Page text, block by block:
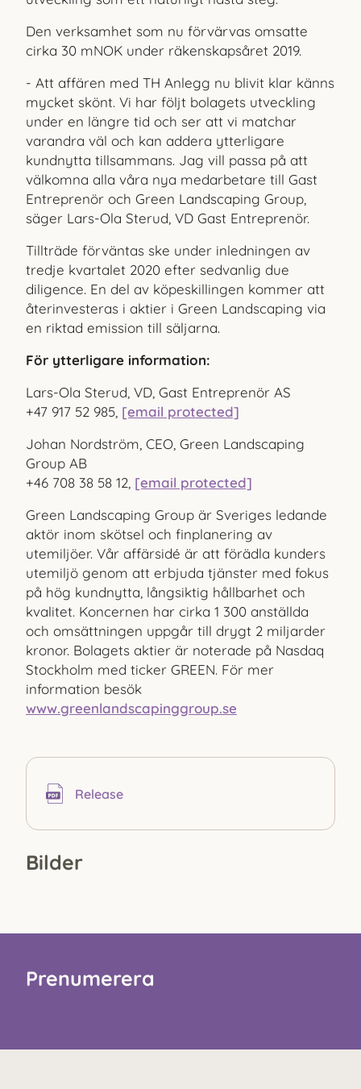
Den verksamhet som nu förvärvas omsatte
cirka 30 mNOK under räkenskapsåret 2019.
- Att affären med TH Anlegg nu blivit klar känns
mycket skönt. Vi har följt bolagets utveckling
under en längre tid och ser att vi matchar
varandra väl och kan addera ytterligare
kundnytta tillsammans. Jag vill passa på att
välkomna alla våra nya medarbetare till Gast
Entreprenör och Green Landscaping Group,
säger Lars-Ola Sterud, VD Gast Entreprenör.
Tillträde förväntas ske under inledningen av
tredje kvartalet 2020 efter sedvanlig due
diligence. En del av köpeskillingen kommer att
återinvesteras i aktier i Green Landscaping via
en riktad emission till säljarna.
För ytterligare information:
Lars-Ola Sterud, VD, Gast Entreprenör AS
+47 917 52 985, [email protected]
Johan Nordström, CEO, Green Landscaping
Group AB
+46 708 38 58 12, [email protected]
Green Landscaping Group är Sveriges ledande
aktör inom skötsel och finplanering av
utemiljöer. Vår affärsidé är att förädla kunders
utemiljö genom att erbjuda tjänster med fokus
på hög kundnytta, långsiktig hållbarhet och
kvalitet. Koncernen har cirka 1 300 anställda
och omsättningen uppgår till drygt 2 miljarder
kronor. Bolagets aktier är noterade på Nasdaq
Stockholm med ticker GREEN. För mer
information besök
www.greenlandscapinggroup.se
Release
Bilder
Prenumerera